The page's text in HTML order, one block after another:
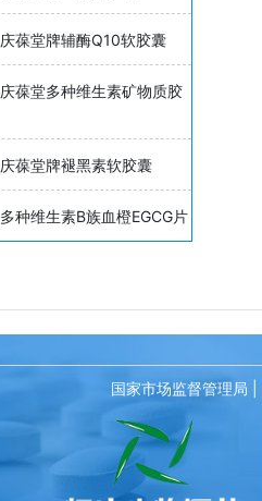
庆葆堂牌辅酶Q10软胶囊
庆葆堂多种维生素矿物质胶
庆葆堂牌褪黑素软胶囊
多种维生素B族血橙EGCG片
国家市场监督管理局